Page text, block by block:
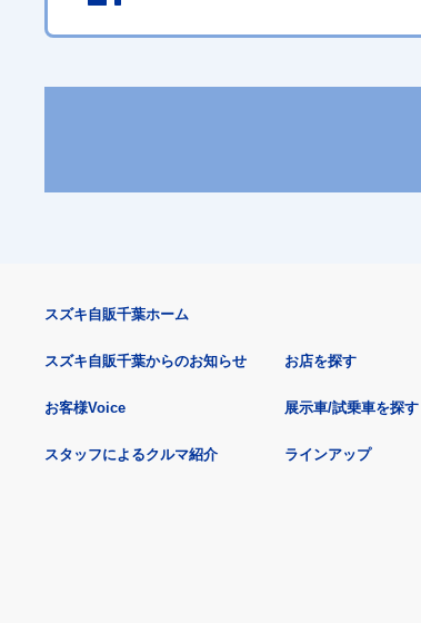
スズキ自販千葉ホーム
スズキ自販千葉からのお知らせ
お客様Voice
スタッフによるクルマ紹介
お店を探す
展示車/試乗車を探す
ラインアップ